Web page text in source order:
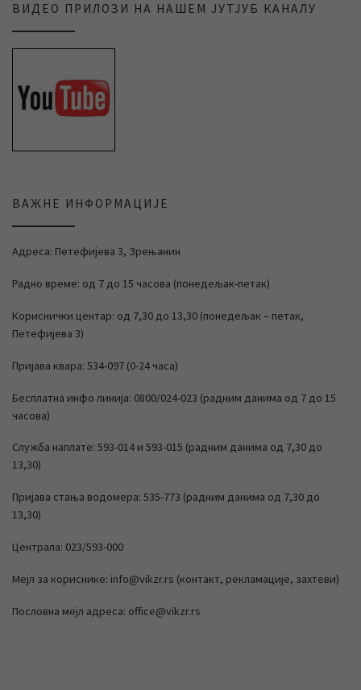
ВИДЕО ПРИЛОЗИ НА НАШЕМ ЈУТЈУБ КАНАЛУ
ВАЖНЕ ИНФОРМАЦИЈЕ
Адреса: Петефијева 3, Зрењанин
Радно време: од 7 до 15 часова (понедељак-петак)
Кориснички центар: од 7,30 до 13,30 (понедељак – петак,
Петефијева 3)
Пријава квара: 534-097 (0-24 часа)
Бесплатна инфо линија: 0800/024-023 (радним данима од 7 до 15
часова)
Служба наплате: 593-014 и 593-015 (радним данима од 7,30 до
13,30)
Пријава стања водомера: 535-773 (радним данима од 7,30 до
13,30)
Централа: 023/593-000
Мејл за кориснике: info@vikzr.rs (контакт, рекламације, захтеви)
Пословна мејл адреса: office@vikzr.rs